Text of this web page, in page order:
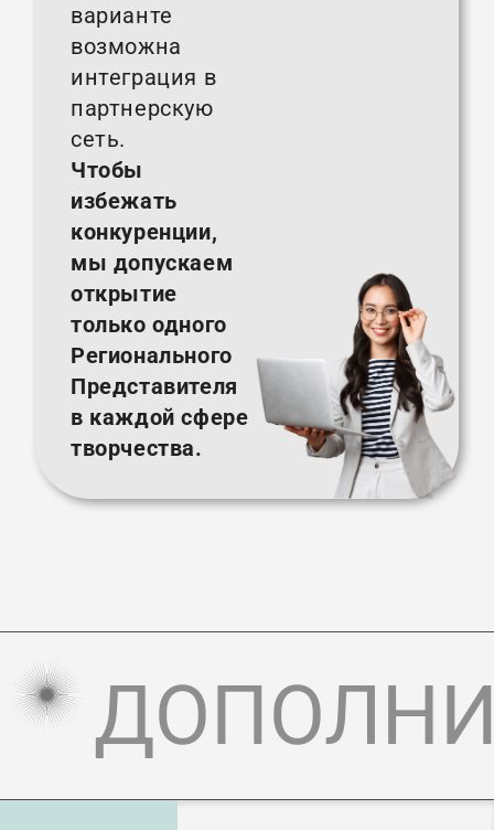
варианте
возможна
интеграция в
партнерскую
сеть.
Чтобы
избежать
конкуренции,
мы допускаем
открытие
только одного
Регионального
Представителя
в каждой сфере
творчества.